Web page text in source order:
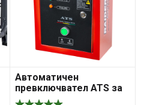
Автоматичен
превключвател ATS за
10kW 380V RD-ATS01